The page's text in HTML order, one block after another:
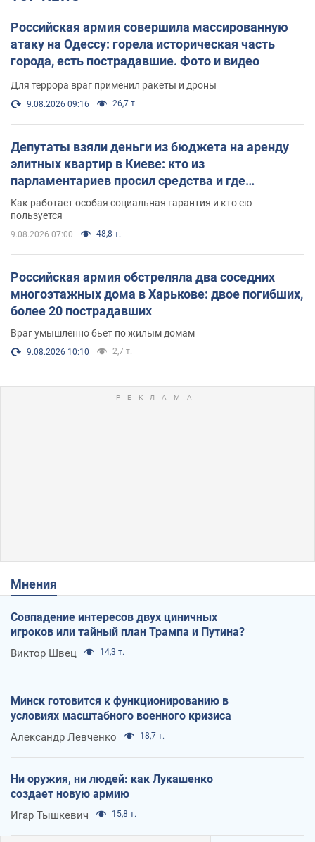
Российская армия совершила массированную
атаку на Одессу: горела историческая часть
города, есть пострадавшие. Фото и видео
Для террора враг применил ракеты и дроны
9.08.2026 09:16 26,7 т.
Депутаты взяли деньги из бюджета на аренду
элитных квартир в Киеве: кто из
парламентариев просил средства и где
поселился
Как работает особая социальная гарантия и кто ею
пользуется
9.08.2026 07:00 48,8 т.
Российская армия обстреляла два соседних
многоэтажных дома в Харькове: двое погибших,
более 20 пострадавших
Враг умышленно бьет по жилым домам
9.08.2026 10:10 2,7 т.
Мнения
Совпадение интересов двух циничных
игроков или тайный план Трампа и Путина?
Виктор Швец 14,3 т.
Минск готовится к функционированию в
условиях масштабного военного кризиса
Александр Левченко 18,7 т.
Ни оружия, ни людей: как Лукашенко
создает новую армию
Игар Тышкевич 15,8 т.